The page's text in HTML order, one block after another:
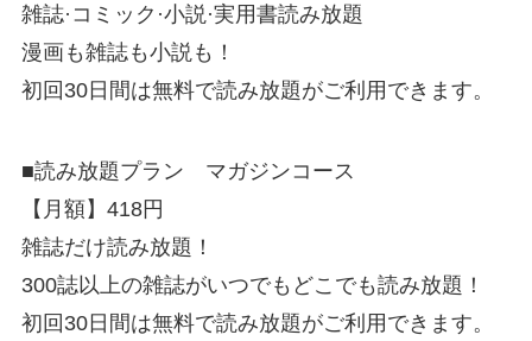
雑誌·コミック·小説·実用書読み放題
漫画も雑誌も小説も！
初回30日間は無料で読み放題がご利用できます。
■読み放題プラン マガジンコース
【月額】418円
雑誌だけ読み放題！
300誌以上の雑誌がいつでもどこでも読み放題！
初回30日間は無料で読み放題がご利用できます。